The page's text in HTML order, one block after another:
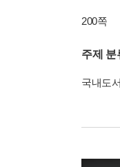
200쪽
주제 분
국내도